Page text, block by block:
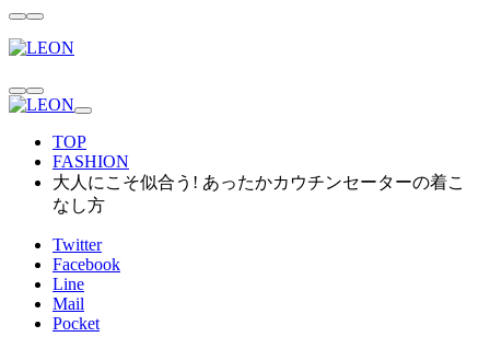
TOP
FASHION
大人にこそ似合う! あったかカウチンセーターの着こ
なし方
Twitter
Facebook
Line
Mail
Pocket